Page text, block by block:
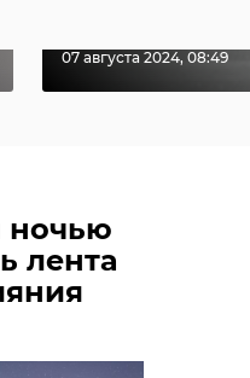
ночью
лента
07 августа 2024, 08:49